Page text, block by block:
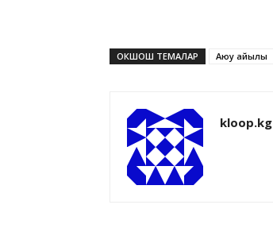
ОКШОШ ТЕМАЛАР Аюу айылы
kloop.kg